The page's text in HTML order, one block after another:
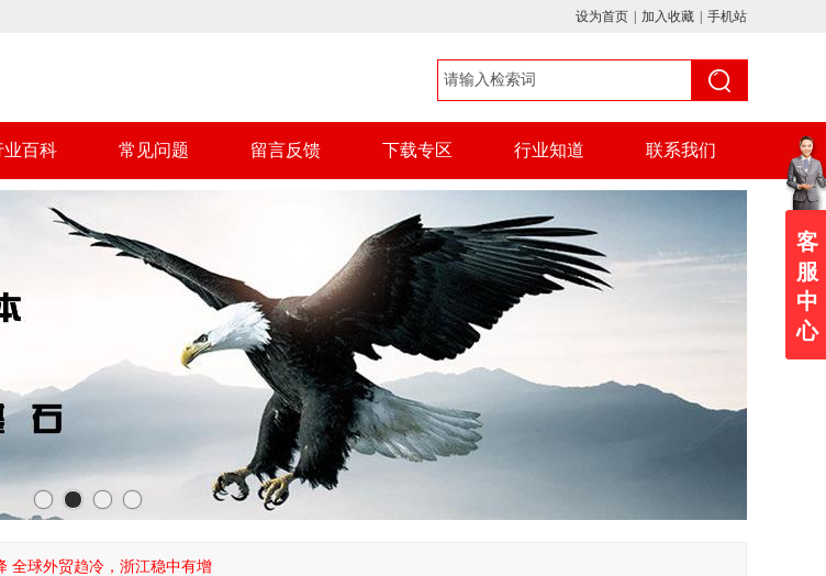
设为首页 加入收藏 手机站
业百科 常见问题 留言反馈 下载专区 行业知道 联系我们
全球外贸趋冷，浙江稳中有增
客
服
中
心